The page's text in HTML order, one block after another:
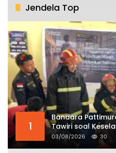
Jendela Top
1
Bandara
Tawiri soal
dan Bahaya
KKOP
03/08/2026 30